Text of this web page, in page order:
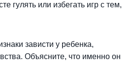
гулять или избегать игр с тем,
зависти у ребенка,
Объясните, что именно он